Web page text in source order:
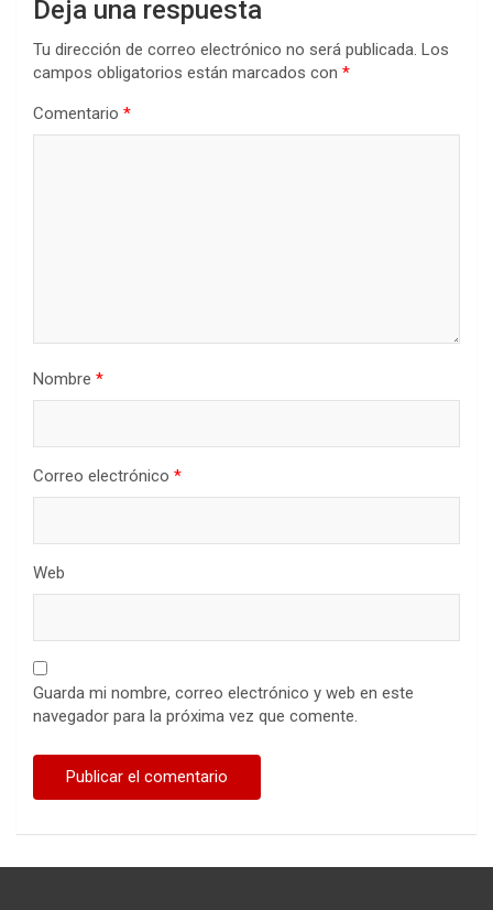
Deja una respuesta
Tu dirección de correo electrónico no será publicada. Los
campos obligatorios están marcados con *
Comentario *
Nombre *
Correo electrónico *
Web
Guarda mi nombre, correo electrónico y web en este
navegador para la próxima vez que comente.